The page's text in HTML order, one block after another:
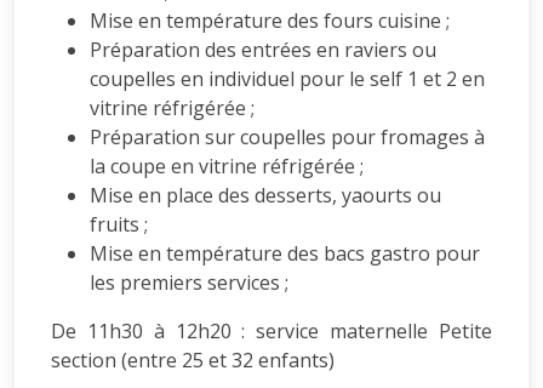
Mise en température des fours cuisine ;
Préparation des entrées en raviers ou
coupelles en individuel pour le self 1 et 2 en
vitrine réfrigérée ;
Préparation sur coupelles pour fromages à
la coupe en vitrine réfrigérée ;
Mise en place des desserts, yaourts ou
fruits ;
Mise en température des bacs gastro pour
les premiers services ;
De 11h30 à 12h20 : service maternelle Petite
section (entre 25 et 32 enfants)